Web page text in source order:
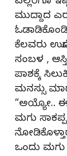
ಮುದ್ದಾದ
ಕೆಲವರು
ಸಂಬಳ ,
ಪಾಶಕ್ಕೆ
ಮನಸ್ಸು
“ಅಯ್ಯೋ..
ಮಗು
ಒಂದು ಮಗು